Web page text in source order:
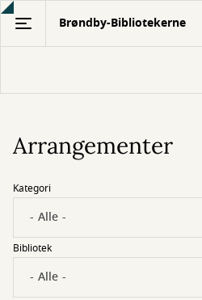
Gå
hovedindhold
Brøndby-Bibliotekerne
Arrangementer
Kategori
Bibliotek